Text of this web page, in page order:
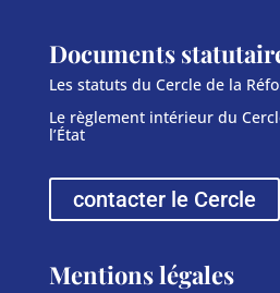
Documents
Les statuts du Cercle de la
Le règlement intérieur du
l’État
contacter le Cercle
Mentions légales